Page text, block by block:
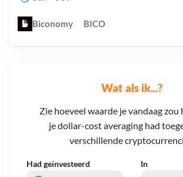
Wat als ik...?
Zie hoeveel waarde je vandaag zou
je dollar-cost averaging had
verschillende
Had geïnvesteerd In
Biconomy BICO